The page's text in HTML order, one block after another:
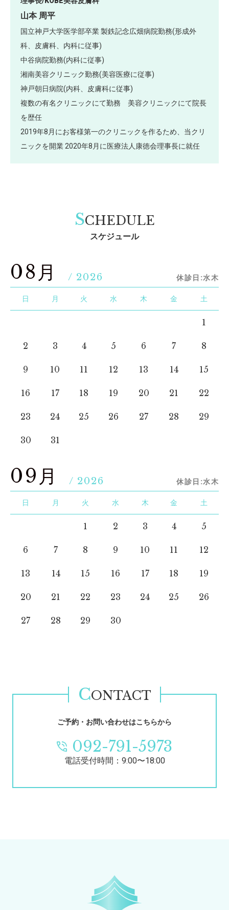
山本 周平
国立神戸大学医学部卒業 製鉄記念広畑病院勤務(形成外
科、皮膚科、内科に従事)
中谷病院勤務(内科に従事)
湘南美容クリニック勤務(美容医療に従事)
神戸朝日病院(内科、皮膚科に従事)
複数の有名クリニックにて勤務 美容クリニックにて院長
を歴任
2019年8月にお客様第一のクリニックを作るため、当クリ
ニックを開業 2020年8月に医療法人康徳会理事長に就任
SCHEDULE
スケジュール
08月 / 2026 休診日:水木
日 月 火 水 木 金 土
1
2 3 4 5 6 7 8
9 10 11 12 13 14 15
16 17 18 19 20 21 22
23 24 25 26 27 28 29
30 31
09月 / 2026 休診日:水木
日 月 火 水 木 金 土
1 2 3 4 5
6 7 8 9 10 11 12
13 14 15 16 17 18 19
20 21 22 23 24 25 26
27 28 29 30
CONTACT
ご予約・お問い合わせはこちらから
092-791-5973
電話受付時間：9:00〜18:00